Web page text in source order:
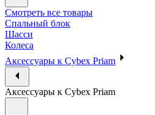
Смотреть все товары
Спальный блок
Шасси
Колеса
Аксессуары к Cybex Priam
Аксессуары к Cybex Priam